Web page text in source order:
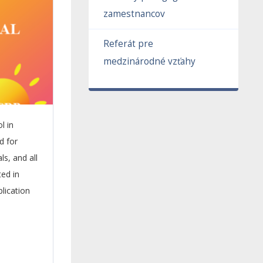
in
for
and all
in
zamestnancov
Referát pre
medzinárodné vzťahy